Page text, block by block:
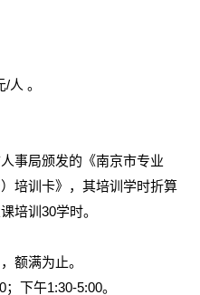
。
局颁发的《南京市专业
培训卡》，其培训学时折算
培训30学时。
额满为止。
下午1:30-5:00。